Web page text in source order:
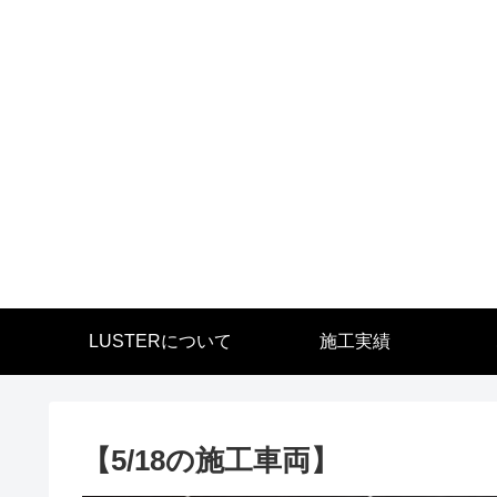
LUSTERについて 施工実績
【5/18の施工車両】